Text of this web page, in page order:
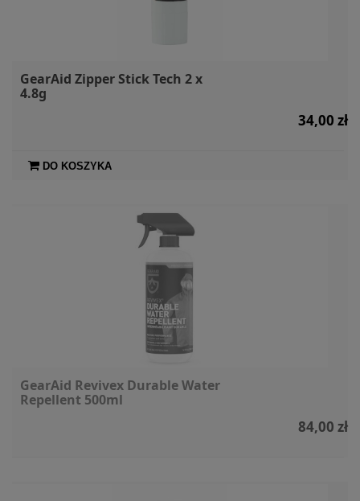
GearAid Zipper Stick Tech 2 x
4.8g
34,00 zł
DO KOSZYKA
GearAid Revivex Durable Water
Repellent 500ml
84,00 zł